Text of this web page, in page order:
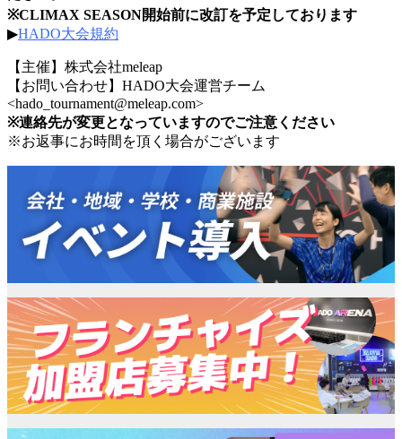
※CLIMAX SEASON開始前に改訂を予定しております
▶︎HADO大会規約
【主催】株式会社meleap
【お問い合わせ】HADO大会運営チーム
<hado_tournament@meleap.com>
※連絡先が変更となっていますのでご注意ください
※お返事にお時間を頂く場合がございます